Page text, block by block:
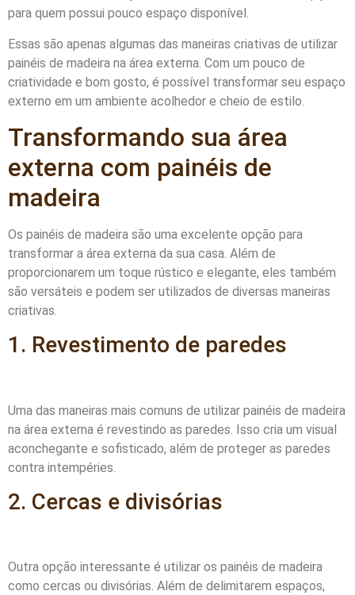
para quem possui pouco espaço disponível.
Essas são apenas algumas das maneiras criativas de utilizar
painéis de madeira na área externa. Com um pouco de
criatividade e bom gosto, é possível transformar seu espaço
externo em um ambiente acolhedor e cheio de estilo.
Transformando sua área
externa com painéis de
madeira
Os painéis de madeira são uma excelente opção para
transformar a área externa da sua casa. Além de
proporcionarem um toque rústico e elegante, eles também
são versáteis e podem ser utilizados de diversas maneiras
criativas.
1. Revestimento de paredes
Uma das maneiras mais comuns de utilizar painéis de madeira
na área externa é revestindo as paredes. Isso cria um visual
aconchegante e sofisticado, além de proteger as paredes
contra intempéries.
2. Cercas e divisórias
Outra opção interessante é utilizar os painéis de madeira
como cercas ou divisórias. Além de delimitarem espaços,